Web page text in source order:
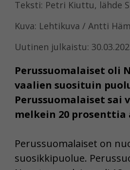
Teksti: Petri Kiuttu, lähde
Kuva: Lehtikuva / Antti
Uutinen julkaistu:
Perussuomalaiset oli
vaalien suosituin
Perussuomalaiset sai
melkein 20 prosenttia
Perussuomalaiset on
suosikkipuolue.